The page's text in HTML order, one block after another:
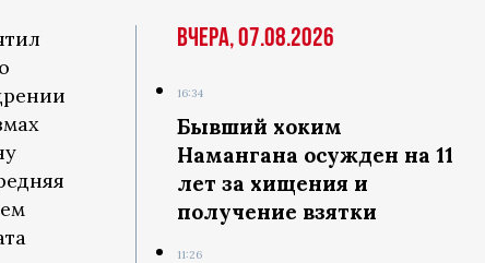
Вчера, 07.08.2026
16:34
Бывший хоким
Намангана осужден на 11
лет за хищения и
получение взятки
11:26